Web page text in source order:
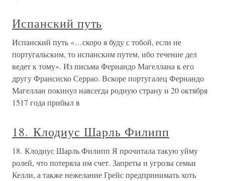
Испанский путь
Испанский путь «…скоро я буду с тобой, если не
португальским, то испанским путем, ибо течение дел
ведет к тому». Из письма Фернандо Магеллана к его
другу Франсиско Серрао. Вскоре португалец Фернандо
Магеллан покинул навсегда родную страну и 20 октября
1517 года прибыл в
18. Клодиус Шарль Филипп
18. Клодиус Шарль Филипп Я прочитала такую уйму
ролей, что потеряла им счет. Запреты и угрозы семьи
Келли, а также нежелание Грейс предпринимать хоть